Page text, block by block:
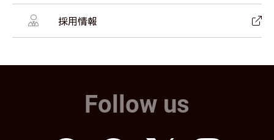
採用情報
Follow us